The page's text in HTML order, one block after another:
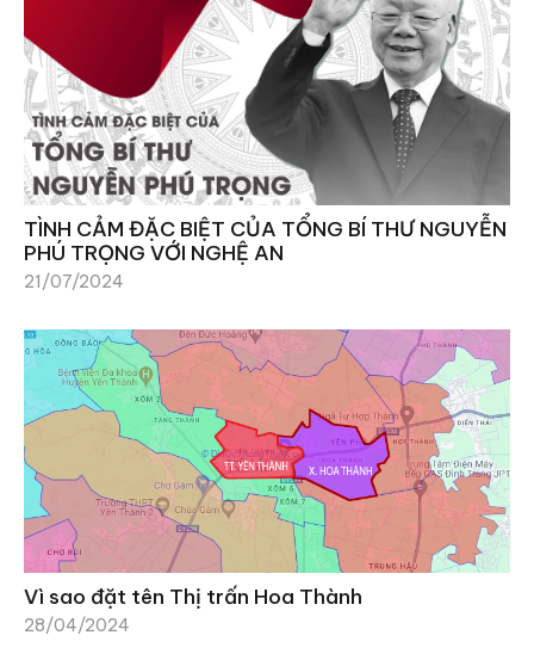
TÌNH CẢM ĐẶC BIỆT CỦA TỔNG BÍ THƯ NGUYỄN
PHÚ TRỌNG VỚI NGHỆ AN
21/07/2024
Vì sao đặt tên Thị trấn Hoa Thành
28/04/2024